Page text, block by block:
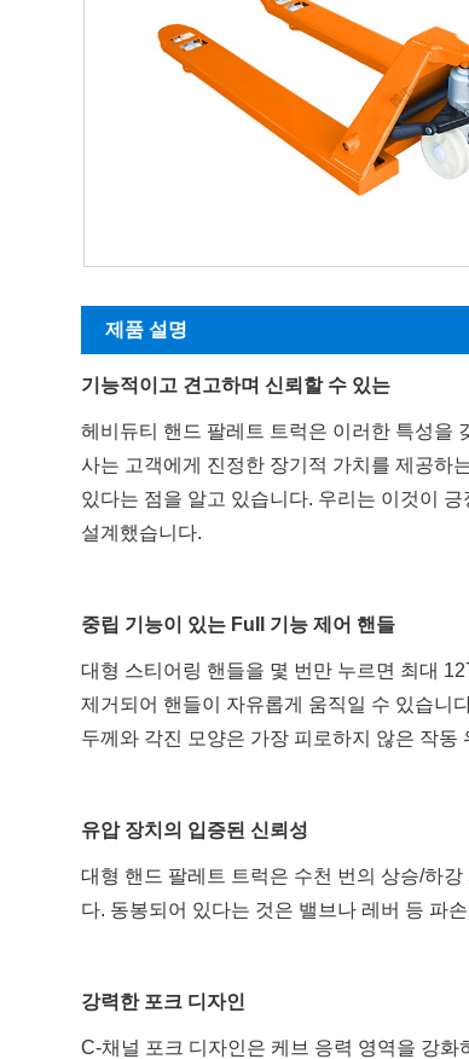
제품 설명
기능적이고 견고하며 신뢰할 수 있는
헤비듀티 핸드 팔레트 트럭은 이러한 특성을
사는 고객에게 진정한 장기적 가치를 제공하
있다는 점을 알고 있습니다. 우리는 이것이
설계했습니다.
중립 기능이 있는 FuIl 기능 제어 핸들
대형 스티어링 핸들을 몇 번만 누르면 최대
제거되어 핸들이 자유롭게 움직일 수 있습니
두께와 각진 모양은 가장 피로하지 않은 작동
유압 장치의 입증된 신뢰성
대형 핸드 팔레트 트럭은 수천 번의 상승/하
다. 동봉되어 있다는 것은 밸브나 레버 등 파
강력한 포크 디자인
C-채널 포크 디자인은 케브 응력 영역을 강